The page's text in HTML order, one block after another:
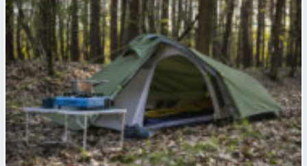
Kā izvēlēties izturīgu telti? Svarīgākie tehniskie parametri un
salīdzinājums